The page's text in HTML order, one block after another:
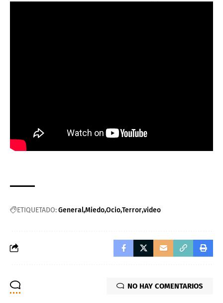
ETIQUETADO:GeneralMiedoOcioTerrorvideo
NO HAY COMENTARIOS